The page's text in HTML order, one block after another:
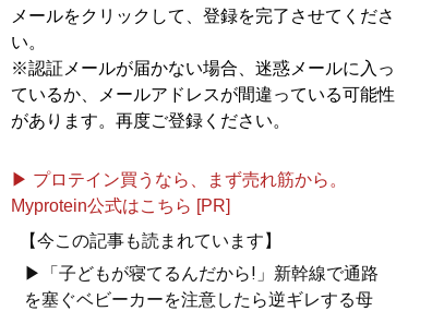
メールをクリックして、登録を完了させてくださ
い。
※認証メールが届かない場合、迷惑メールに入っ
ているか、メールアドレスが間違っている可能性
があります。再度ご登録ください。
▶ プロテイン買うなら、まず売れ筋から。
Myprotein公式はこちら [PR]
【今この記事も読まれています】
▶「子どもが寝てるんだから!」新幹線で通路
を塞ぐベビーカーを注意したら逆ギレする母